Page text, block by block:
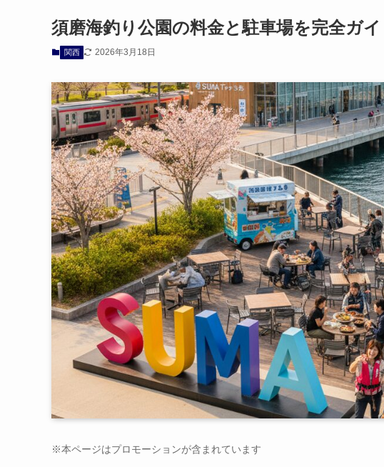
須磨海釣り公園の料金と駐車場を完全ガ
関西 2026年3月18日
※本ページはプロモーションが含まれています